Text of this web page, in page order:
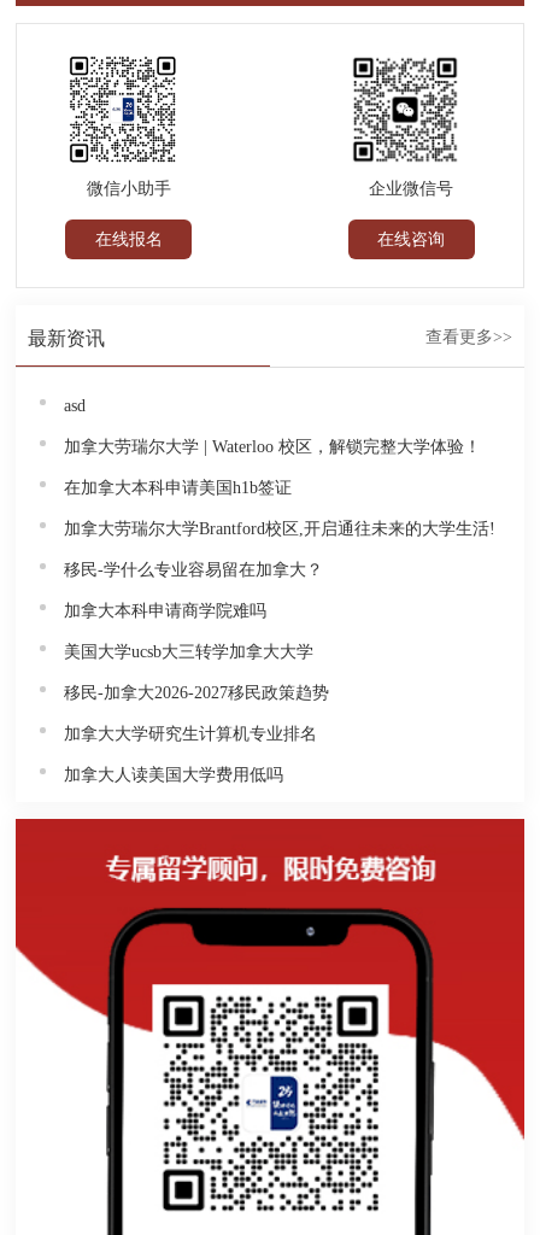
微信小助手
在线报名
企业微信号
在线咨询
最新资讯 查看更多>>
asd
加拿大劳瑞尔大学 | Waterloo 校区，解锁完整大学体验！
在加拿大本科申请美国h1b签证
加拿大劳瑞尔大学Brantford校区,开启通往未来的大学生活!
移民-学什么专业容易留在加拿大？
加拿大本科申请商学院难吗
美国大学ucsb大三转学加拿大大学
移民-加拿大2026-2027移民政策趋势
加拿大大学研究生计算机专业排名
加拿大人读美国大学费用低吗